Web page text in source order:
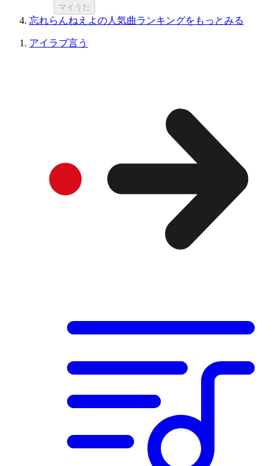
マイうた
忘れらんねえよの人気曲ランキングをもっとみる
アイラブ言う